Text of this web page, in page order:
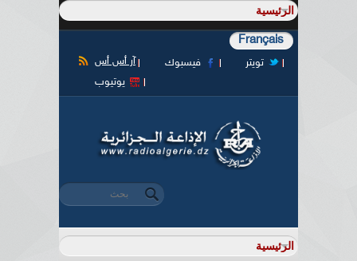
Français
آر أس أس فيسبوك
تويتر
يوتيوب
استمارة البحث
‏بحث ‏